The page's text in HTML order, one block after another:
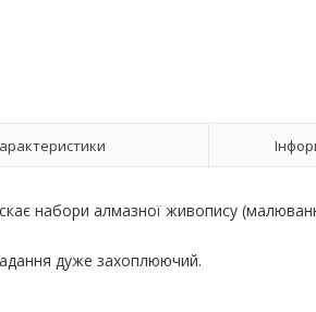
набори алмазної живопису
дуже захоплюючий.